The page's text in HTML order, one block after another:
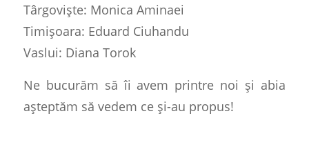
Târgoviște: Monica Aminaei
Timișoara: Eduard Ciuhandu
Vaslui: Diana Torok
Ne bucurăm să îi avem printre noi și abia
așteptăm să vedem ce și-au propus!